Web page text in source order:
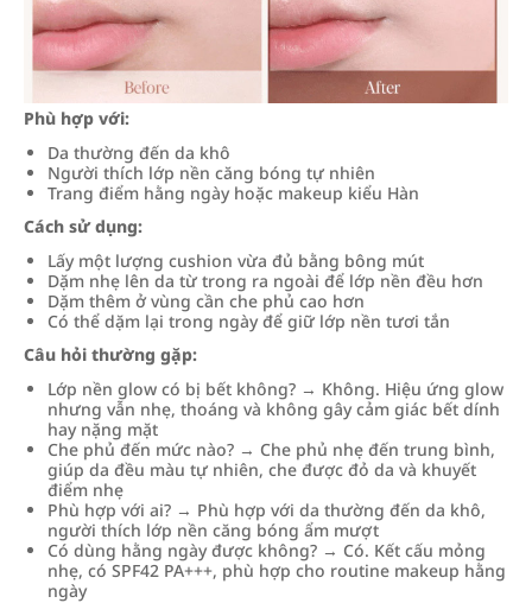
Phù hợp với:
Da thường đến da khô
Người thích lớp nền căng bóng tự nhiên
Trang điểm hằng ngày hoặc makeup kiểu Hàn
Cách sử dụng:
Lấy một lượng cushion vừa đủ bằng bông mút
Dặm nhẹ lên da từ trong ra ngoài để lớp nền đều hơn
Dặm thêm ở vùng cần che phủ cao hơn
Có thể dặm lại trong ngày để giữ lớp nền tươi tắn
Câu hỏi thường gặp:
Lớp nền glow có bị bết không? → Không. Hiệu ứng glow
nhưng vẫn nhẹ, thoáng và không gây cảm giác bết dính
hay nặng mặt
Che phủ đến mức nào? → Che phủ nhẹ đến trung bình,
giúp da đều màu tự nhiên, che được đỏ da và khuyết
điểm nhẹ
Phù hợp với ai? → Phù hợp với da thường đến da khô,
người thích lớp nền căng bóng ẩm mượt
Có dùng hằng ngày được không? → Có. Kết cấu mỏng
nhẹ, có SPF42 PA+++, phù hợp cho routine makeup hằng
ngày